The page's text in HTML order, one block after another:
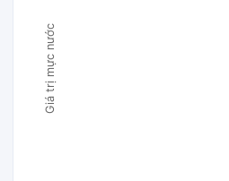
Giá trị mực nước